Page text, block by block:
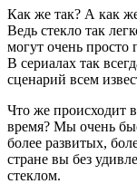
Как же так? А как
Ведь стекло так
могут очень просто
В сериалах так
сценарий всем
Что же происходит
время? Мы очень
более развитых,
стране вы без
стеклом.